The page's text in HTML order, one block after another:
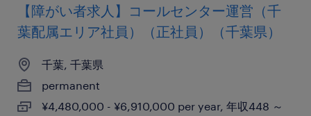
【障がい者求人】コールセンター運営（千
葉配属エリア社員）（正社員）（千葉県）
千葉, 千葉県
permanent
¥4,480,000 - ¥6,910,000 per year, 年収448 ～